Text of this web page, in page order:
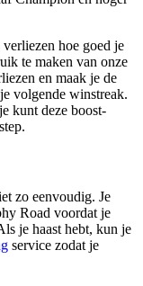
hoe goed je
te maken van onze
en maak je de
volgende winstreak.
kunt deze boost-
zo eenvoudig. Je
Road voordat je
je haast hebt, kun je
service zodat je